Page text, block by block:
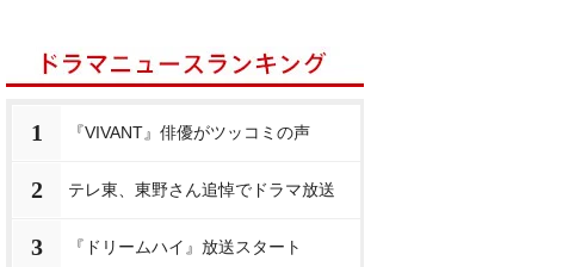
1 『VIVANT』俳優がツッコミの声
2 テレ東、東野さん追悼でドラマ放送
3 『ドリームハイ』放送スタート